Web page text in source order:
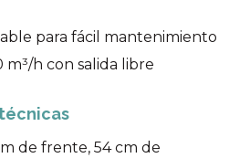
para fácil mantenimiento
m³/h con salida libre
de frente, 54 cm de